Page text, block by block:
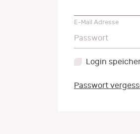
E-Mail Adresse
Passwort
Passwort
Login
Passwort